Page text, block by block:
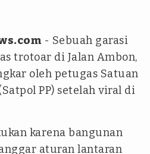
- Sebuah garasi
trotoar di Jalan Ambon,
oleh petugas Satuan
PP) setelah viral di
karena bangunan
aturan lantaran